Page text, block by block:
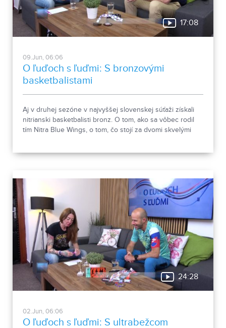
17:08
09.Jun, 06:06
O ľuďoch s ľuďmi: S bronzovými
basketbalistami
Aj v druhej sezóne v najvyššej slovenskej súťaži získali
nitrianski basketbalisti bronz. O tom, ako sa vôbec rodil
tím Nitra Blue Wings, o tom, čo stojí za dvomi skvelými
24:28
02.Jun, 06:06
O ľuďoch s ľuďmi: S ultrabežcom